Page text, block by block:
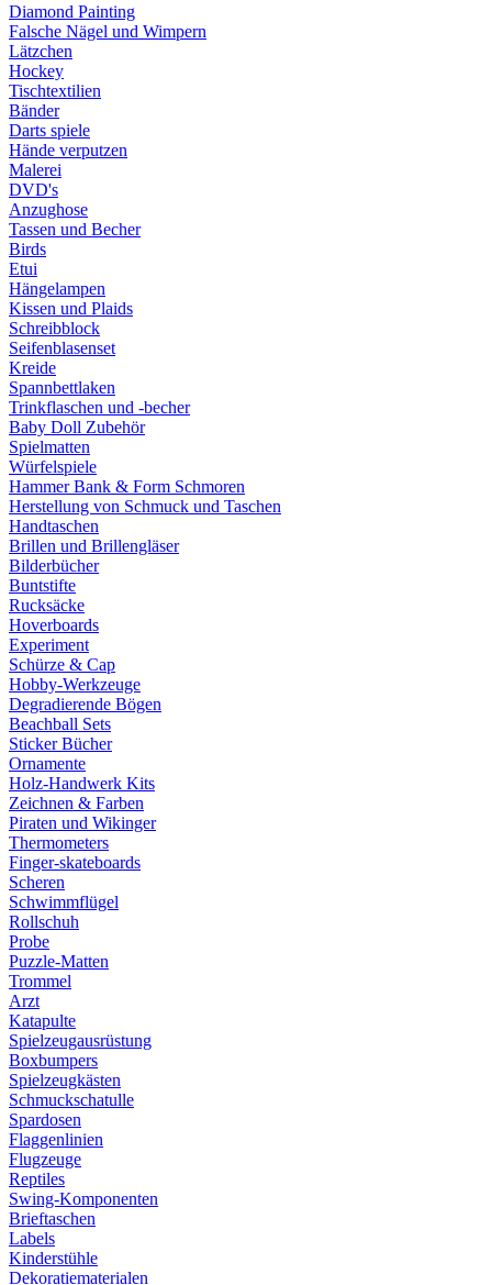
Diamond Painting
Falsche Nägel und Wimpern
Lätzchen
Hockey
Tischtextilien
Bänder
Darts spiele
Hände verputzen
Malerei
DVD's
Anzughose
Tassen und Becher
Birds
Etui
Hängelampen
Kissen und Plaids
Schreibblock
Seifenblasenset
Kreide
Spannbettlaken
Trinkflaschen und -becher
Baby Doll Zubehör
Spielmatten
Würfelspiele
Hammer Bank & Form Schmoren
Herstellung von Schmuck und Taschen
Handtaschen
Brillen und Brillengläser
Bilderbücher
Buntstifte
Rucksäcke
Hoverboards
Experiment
Schürze & Cap
Hobby-Werkzeuge
Degradierende Bögen
Beachball Sets
Sticker Bücher
Ornamente
Holz-Handwerk Kits
Zeichnen & Farben
Piraten und Wikinger
Thermometers
Finger-skateboards
Scheren
Schwimmflügel
Rollschuh
Probe
Puzzle-Matten
Trommel
Arzt
Katapulte
Spielzeugausrüstung
Boxbumpers
Spielzeugkästen
Schmuckschatulle
Spardosen
Flaggenlinien
Flugzeuge
Reptiles
Swing-Komponenten
Brieftaschen
Labels
Kinderstühle
Dekoratiematerialen